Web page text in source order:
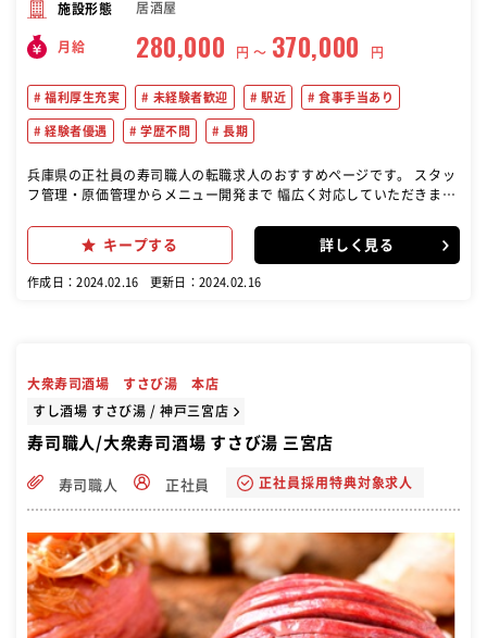
施設形態 居酒屋
月給 280,000 円 〜 370,000 円
福利厚生充実 未経験者歓迎 駅近 食事手当あり
経験者優遇 学歴不問 長期
兵庫県の正社員の寿司職人の転職求人のおすすめページです。 スタッ
フ管理・原価管理からメニュー開発まで 幅広く対応していただきます
キープする 詳しく見る
作成日：2024.02.16 更新日：2024.02.16
大衆寿司酒場 すさび湯 本店
すし酒場 すさび湯 / 神戸三宮店
寿司職人/大衆寿司酒場 すさび湯 三宮店
寿司職人 正社員 正社員採用特典対象求人